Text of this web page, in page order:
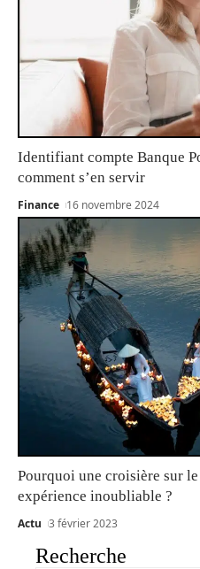
Identifiant compte Banque
comment s’en servir
Finance 16 novembre 2024
Pourquoi une croisière sur
expérience inoubliable ?
Actu 3 février 2023
Recherche